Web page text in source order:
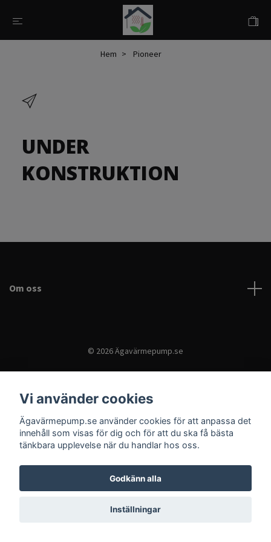
Hem Pioneer
UNDER
KONSTRUKTION
Om oss
© 2026 Ägavärmepump.se
Vi använder cookies
Ägavärmepump.se använder cookies för att anpassa det
innehåll som visas för dig och för att du ska få bästa
tänkbara upplevelse när du handlar hos oss.
Godkänn alla
Inställningar